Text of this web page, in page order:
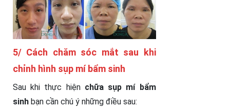
5/ Cách chăm sóc mắt sau khi
chỉnh hình sụp mí bẩm sinh
Sau khi thực hiện chữa sụp mí bẩm
sinh bạn cần chú ý những điều sau: